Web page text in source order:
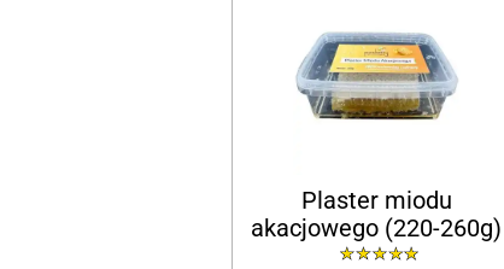
Plaster miodu
akacjowego (220-260g)